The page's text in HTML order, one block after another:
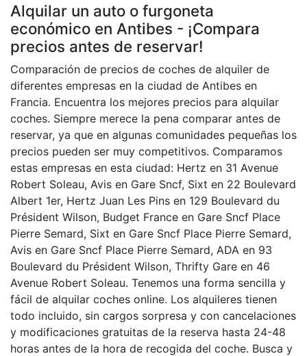
Alquilar un auto o furgoneta
económico en Antibes - ¡Compara
precios antes de reservar!
Comparación de precios de coches de alquiler de
diferentes empresas en la ciudad de Antibes en
Francia. Encuentra los mejores precios para alquilar
coches. Siempre merece la pena comparar antes de
reservar, ya que en algunas comunidades pequeñas los
precios pueden ser muy competitivos. Comparamos
estas empresas en esta ciudad: Hertz en 31 Avenue
Robert Soleau, Avis en Gare Sncf, Sixt en 22 Boulevard
Albert 1er, Hertz Juan Les Pins en 129 Boulevard du
Président Wilson, Budget France en Gare Sncf Place
Pierre Semard, Sixt en Gare Sncf Place Pierre Semard,
Avis en Gare Sncf Place Pierre Semard, ADA en 93
Boulevard du Président Wilson, Thrifty Gare en 46
Avenue Robert Soleau. Tenemos una forma sencilla y
fácil de alquilar coches online. Los alquileres tienen
todo incluido, sin cargos sorpresa y con cancelaciones
y modificaciones gratuitas de la reserva hasta 24-48
horas antes de la hora de recogida del coche. Busca y